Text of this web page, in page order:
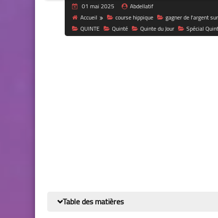
01 mai 2025
Abdellatif
Accueil
course hippique gagner de l'argent
QUINTE
Quinté Quinte du Jour Spécial
Table des matières